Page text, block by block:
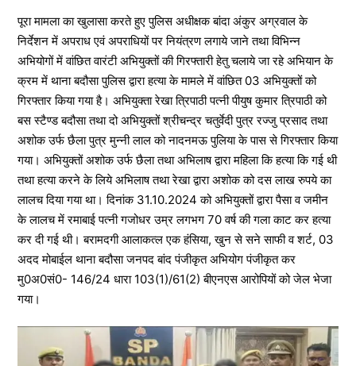
पूरा मामला का खुलासा करते हुए पुलिस अधीक्षक बांदा अंकुर अग्रवाल के
निर्देशन में अपराध एवं अपराधियों पर नियंत्रण लगाये जाने तथा विभिन्न
अभियोगों में वांछित वारंटी अभियुक्तों की गिरफ्तारी हेतु चलाये जा रहे अभियान के
क्रम में थाना बदौसा पुलिस द्वारा हत्या के मामले में वांछित 03 अभियुक्तों को
गिरफ्तार किया गया है। अभियुक्ता रेखा त्रिपाठी पत्नी पीयुष कुमार त्रिपाठी को
बस स्टैण्ड बदौसा तथा दो अभियुक्तों श्रीचन्द्र चतुर्वेदी पुत्र रज्जु प्रसाद तथा
अशोक उर्फ छैला पुत्र मुन्नी लाल को नादनमऊ पुलिया के पास से गिरफ्तार किया
गया। अभियुक्तों अशोक उर्फ छैला तथा अभिलाष द्वारा महिला कि हत्या कि गई थी
तथा हत्या करने के लिये अभिलाष तथा रेखा द्वारा अशोक को दस लाख रुपये का
लालच दिया गया था। दिनांक 31.10.2024 को अभियुक्तों द्वारा पैसा व जमीन
के लालच में रमाबाई पत्नी गजोधर उम्र लगभग 70 वर्ष की गला काट कर हत्या
कर दी गई थी। बरामदगी आलाकत्ल एक हंसिया, खुन से सने साफी व शर्ट, 03
अदद मोबाईल थाना बदौसा जनपद बांद पंजीकृत अभियोग पंजीकृत कर
मु0अ0सं0- 146/24 धारा 103(1)/61(2) बीएनएस आरोपियों को जेल भेजा
गया।